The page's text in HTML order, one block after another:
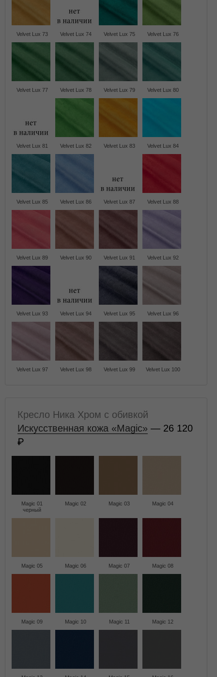
Velvet Lux 73 Velvet Lux 74 Velvet Lux 75 Velvet Lux 76
Velvet Lux 77 Velvet Lux 78 Velvet Lux 79 Velvet Lux 80
Velvet Lux 81 Velvet Lux 82 Velvet Lux 83 Velvet Lux 84
Velvet Lux 85 Velvet Lux 86 Velvet Lux 87 Velvet Lux 88
Velvet Lux 89 Velvet Lux 90 Velvet Lux 91 Velvet Lux 92
Velvet Lux 93 Velvet Lux 94 Velvet Lux 95 Velvet Lux 96
Velvet Lux 97 Velvet Lux 98 Velvet Lux 99 Velvet Lux 100
Кресло Ника Хром с обивкой
Искусственная кожа «Magic» — 26 120
Magic 01
черный
Magic 02 Magic 03 Magic 04
Magic 05 Magic 06 Magic 07 Magic 08
Magic 09 Magic 10 Magic 11 Magic 12